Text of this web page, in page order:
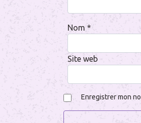
Nom *
Site web
Enregistrer mon